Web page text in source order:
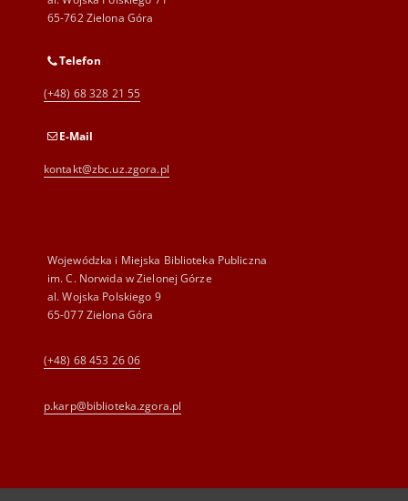
65-762 Zielona Góra
Telefon
(+48) 68 328 21 55
E-Mail
kontakt@zbc.uz.zgora.pl
Wojewódzka i Miejska Biblioteka Publiczna
im. C. Norwida w Zielonej Górze
al. Wojska Polskiego 9
65-077 Zielona Góra
(+48) 68 453 26 06
p.karp@biblioteka.zgora.pl